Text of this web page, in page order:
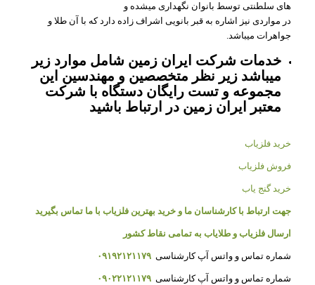
های سلطنتی توسط بانوان نگهداری میشده و
در مواردی نیز اشاره به قبر بانویی اشراف زاده دارد که با آن طلا و
جواهرات میباشد.
خدمات شرکت ایران زمین شامل موارد زیر
میباشد زیر نظر متخصصین و مهندسین این
مجموعه و تست رایگان دستگاه با شرکت
معتبر ایران زمین در ارتباط باشید
خرید فلزیاب
فروش فلزیاب
خرید گنج یاب
جهت ارتباط با کارشناسان ما و خرید بهترین فلزیاب با ما تماس بگیرید
ارسال فلزیاب و طلایاب به تمامی نقاط کشور
شماره تماس و واتس آپ کارشناسی ۰۹۱۹۲۱۲۱۱۷۹
شماره تماس و واتس آپ کارشناسی ۰۹۰۲۲۱۲۱۱۷۹